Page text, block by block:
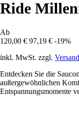
Ride
Ab
120,00 € 97,19 € -19%
inkl. MwSt. zzgl.
Entdecken Sie die
außergewöhnlichen
Entspannungsmomente